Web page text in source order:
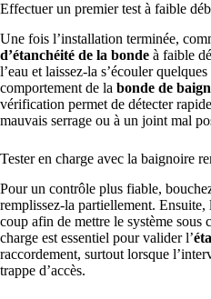
Effectuer un premier test à faible
Une fois l’installation terminée,
d’étanchéité de la bonde à faible
l’eau et laissez-la s’écouler
comportement de la bonde de
vérification permet de détecter
mauvais serrage ou à un joint mal
Tester en charge avec la baignoire
Pour un contrôle plus fiable,
remplissez-la partiellement. Ensuite,
coup afin de mettre le système sous
charge est essentiel pour valider l’
raccordement, surtout lorsque
trappe d’accès.